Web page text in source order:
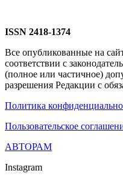
ISSN 2418-1374
Все опубликованные на
соответствии с
(полное или частичное)
разрешения Редакции с
Политика
Пользовательское
АВТОРАМ
Instagram